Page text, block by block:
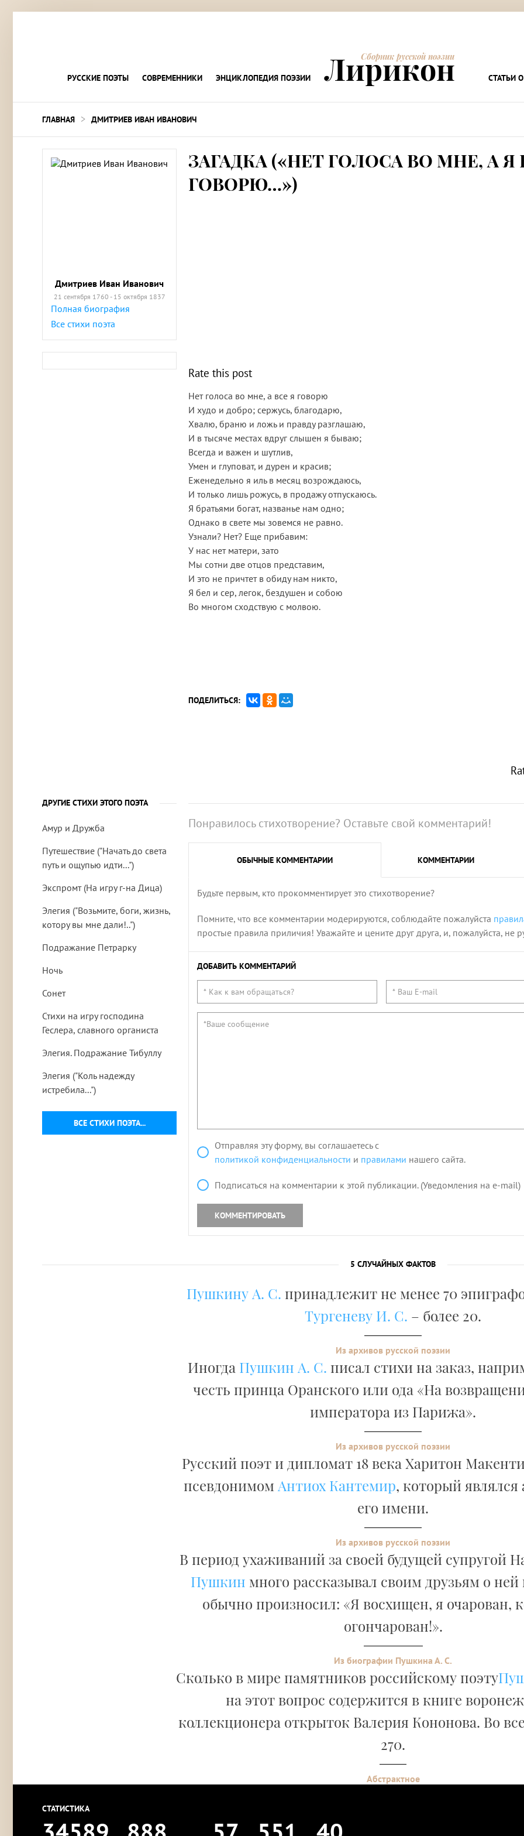
РУССКИЕ ПОЭТЫ СОВРЕМЕННИКИ ЭНЦИКЛОПЕДИЯ ПОЭЗИИ
Сборник русской поэзии
Лирикон СТАТЬИ
ГЛАВНАЯ > ДМИТРИЕВ ИВАН ИВАНОВИЧ
Дмитриев Иван Иванович
21 сентября 1760 - 15 октября 1837
Полная биография
Все стихи поэта
ЗАГАДКА («НЕТ ГОЛОСА ВО МНЕ, А Я
ГОВОРЮ…»)
Rate this post
Нет голоса во мне, а все я говорю
И худо и добро; сержусь, благодарю,
Хвалю, браню и ложь и правду разглашаю,
И в тысяче местах вдруг слышен я бываю;
Всегда и важен и шутлив,
Умен и глуповат, и дурен и красив;
Еженедельно я иль в месяц возрождаюсь,
И только лишь рожусь, в продажу отпускаюсь.
Я братьями богат, названье нам одно;
Однако в свете мы зовемся не равно.
Узнали? Нет? Еще прибавим:
У нас нет матери, зато
Мы сотни две отцов представим,
И это не причтет в обиду нам никто,
Я бел и сер, легок, бездушен и собою
Во многом сходствую с молвою.
ПОДЕЛИТЬСЯ:
ДРУГИЕ СТИХИ ЭТОГО ПОЭТА
ВСЕ СТИХИ ПОЭТА...
Амур и Дружба
Путешествие ("Начать до света
путь и ощупью идти...")
Экспромт (На игру г-на Дица)
Элегия ("Возьмите, боги, жизнь,
котору вы мне дали!..")
Подражание Петрарку
Ночь
Сонет
Стихи на игру господина
Геслера, славного органиста
Элегия. Подражание Тибуллу
Элегия ("Коль надежду
истребила...")
Понравилось стихотворение? Оставьте свой комментарий!
ОБЫЧНЫЕ КОММЕНТАРИИ КОММЕНТАРИИ
Будьте первым, кто прокомментирует это стихотворение?
Помните, что все комментарии модерируются, соблюдайте пожалуйста
простые правила приличия! Уважайте и цените друг друга, и, пожалуйста, не
ДОБАВИТЬ КОММЕНТАРИЙ
Отправляя эту форму, вы соглашаетесь с
политикой конфиденциальности и правилами нашего сайта.
Подписаться на комментарии к этой публикации. (Уведомления на e-mail)
КОММЕНТИРОВАТЬ
5 СЛУЧАЙНЫХ ФАКТОВ
Пушкину А. С. принадлежит не менее 70
Тургеневу И. С. – более 20.
Из архивов русской поэзии
Иногда Пушкин А. С. писал стихи на заказ,
честь принца Оранского или ода «На
императора из Парижа».
Из архивов русской поэзии
Русский поэт и дипломат 18 века Харитон
псевдонимом Антиох Кантемир, который
его имени.
Из архивов русской поэзии
В период ухаживаний за своей будущей супругой
Пушкин много рассказывал своим друзьям о
обычно произносил: «Я восхищен, я очарован,
огончарован!».
Из биографии Пушкина А. С.
Сколько в мире памятников российскому поэту
на этот вопрос содержится в книге
коллекционера открыток Валерия Кононова. Во
270.
Абстрактное
СТАТИСТИКА